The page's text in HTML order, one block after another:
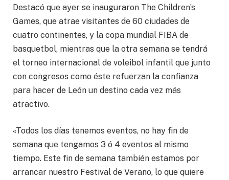
Destacó que ayer se inauguraron The Children’s
Games, que atrae visitantes de 60 ciudades de
cuatro continentes, y la copa mundial FIBA de
basquetbol, mientras que la otra semana se tendrá
el torneo internacional de voleibol infantil que junto
con congresos como éste refuerzan la confianza
para hacer de León un destino cada vez más
atractivo.
«Todos los días tenemos eventos, no hay fin de
semana que tengamos 3 ó 4 eventos al mismo
tiempo. Este fin de semana también estamos por
arrancar nuestro Festival de Verano, lo que quiere